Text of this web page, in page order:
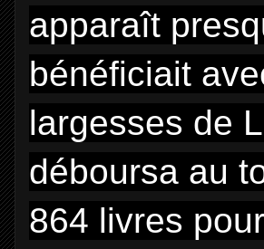
apparaît
bénéficiait
largesses de
déboursa au
864 livres